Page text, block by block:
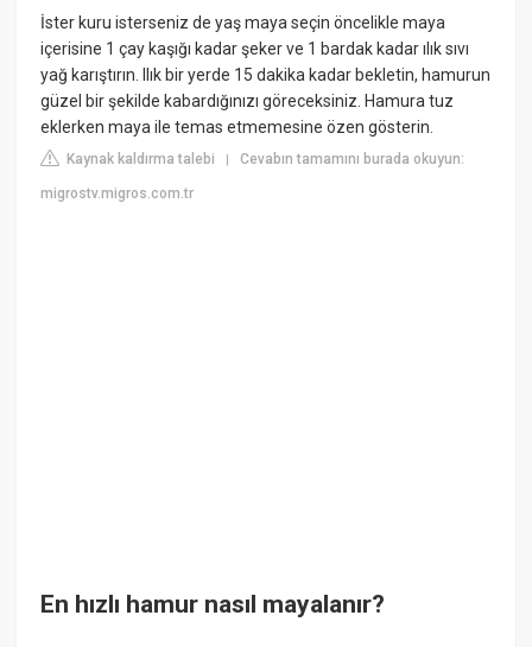
İster kuru isterseniz de yaş maya seçin öncelikle maya
içerisine 1 çay kaşığı kadar şeker ve 1 bardak kadar ılık sıvı
yağ karıştırın. Ilık bir yerde 15 dakika kadar bekletin, hamurun
güzel bir şekilde kabardığınızı göreceksiniz. Hamura tuz
eklerken maya ile temas etmemesine özen gösterin.
Kaynak kaldırma talebi |Cevabın tamamını burada okuyun:
migrostv.migros.com.tr
En hızlı hamur nasıl mayalanır?